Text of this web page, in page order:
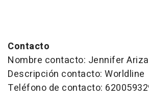
Contacto
Nombre contacto: Jennifer
Descripción contacto: Worldline
Teléfono de contacto: